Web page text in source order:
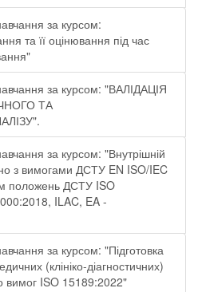
за курсом:
та її оцінювання під час
за курсом: "ВАЛІДАЦІЯ
ТА
за курсом: "Внутрішній
з вимогами ДСТУ EN ISO/IEC
положень ДСТУ ISO
ILAC, EA -
за курсом: "Підготовка
(клініко-діагностичних)
вимог ISO 15189:2022"